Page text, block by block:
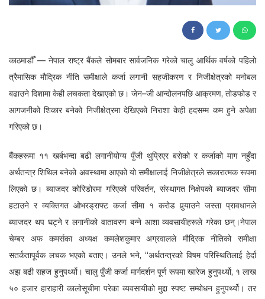
काठमाडौँ — नेपाल राष्ट्र बैंकले सोमबार सार्वजनिक गरेको चालु आर्थिक वर्षको पहिलो
त्रैमासिक मौद्रिक नीति समीक्षाले कर्जा लगानी सहजीकरण र निजीक्षेत्रको मनोबल
बढाउने दिशामा केही लचकता देखाएको छ। जेन–जी आन्दोलनपछि आक्रमण, तोडफोड र
आगजनीको शिकार बनेको निजीक्षेत्रमा देखिएको निराशा केही हदसम्म कम हुने अपेक्षा
गरिएको छ।
बैंकहरूमा ११ खर्बभन्दा बढी लगानीयोग्य पुँजी थुप्रिएर बसेको र कर्जाको माग नहुँदा
अर्थतन्त्र शिथिल बनेको अवस्थामा आएको यो समीक्षालाई निजीक्षेत्रले सकारात्मक रूपमा
लिएको छ। ब्याजदर कोरिडोरमा गरिएको परिवर्तन, संस्थागत निक्षेपको ब्याजदर सीमा
हटाउने र व्यक्तिगत ओभरड्राफ्ट कर्जा सीमा १ करोड पुर्‍याउने जस्ता प्रावधानले
ब्याजदर थप घट्ने र लगानीको वातावरण बन्ने आशा व्यवसायीहरूले गरेका छन्।नेपाल
चेम्बर अफ कमर्सका अध्यक्ष कमलेशकुमार अग्रवालले मौद्रिक नीतिको समीक्षा
सतर्कतापूर्वक लचक भएको बताए। उनले भने, “अर्थतन्त्रको विषम परिस्थितिलाई हेर्दा
अझ बढी सहज हुनुपर्थ्यो। चालु पुँजी कर्जा मार्गदर्शन पूर्ण रूपमा खारेज हुनुपर्थ्यो, १ लाख
५० हजार हाराहारी कालोसूचीमा परेका व्यवसायीको मुद्दा स्पष्ट सम्बोधन हुनुपर्थ्यो। तर